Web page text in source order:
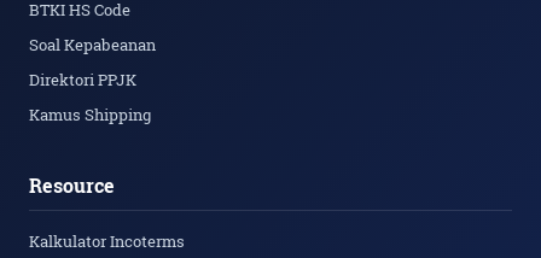
BTKI HS Code
Soal Kepabeanan
Direktori PPJK
Kamus Shipping
Resource
Kalkulator Incoterms